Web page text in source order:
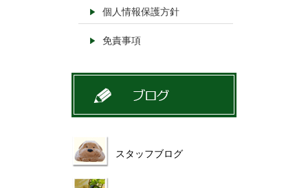
個人情報保護方針
免責事項
スタッフブログ